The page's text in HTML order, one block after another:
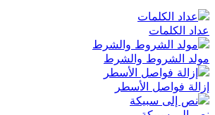
عداد الكلمات
مولد الشروط والشرط
إزالة فواصل الأسطر